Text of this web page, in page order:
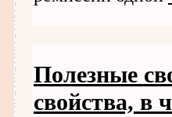
Полезные
свойства, в